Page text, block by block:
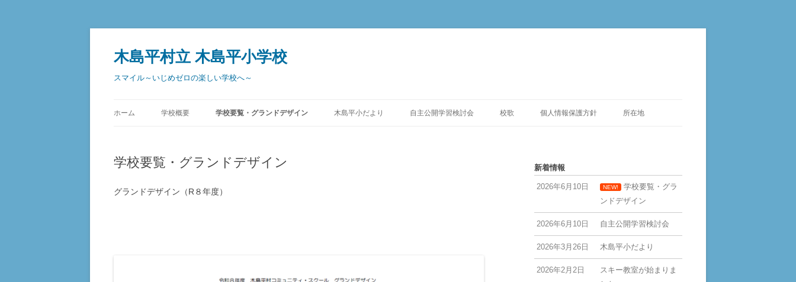
テ
ン
ツ
へ
ス
木島平村立 木島平小学校
スマイル～いじめゼロの楽しい学校へ～
ホーム 学校概要 学校要覧・グランドデザイン 木島平小だより 自主公開学習検討会 校歌 個人情報保護方針 所在地
学校要覧・グランドデザイン
グランドデザイン（R８年度）
新着情報
2026年6月10日 NEW!
学校要覧・グラ
ンドデザイン
2026年6月10日 自主公開学習検討会
2026年3月26日 木島平小だより
2026年2月2日
スキー教室が始まりま